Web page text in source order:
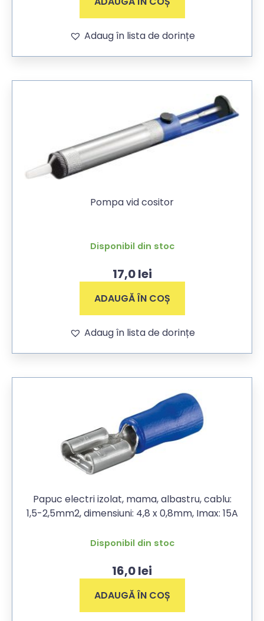
Adaug în lista de dorințe
Pompa vid cositor
Disponibil din stoc
17,0lei
ADAUGĂ ÎN COȘ
Adaug în lista de dorințe
Papuc electri izolat, mama, albastru, cablu:
1,5-2,5mm2, dimensiuni: 4,8 x 0,8mm, Imax: 15A
Disponibil din stoc
16,0lei
ADAUGĂ ÎN COȘ